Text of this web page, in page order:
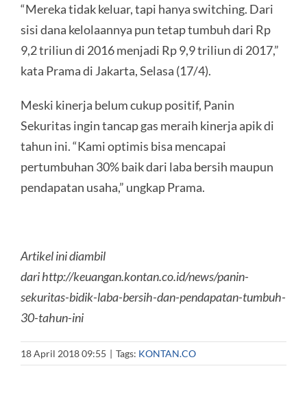
“Mereka tidak keluar, tapi hanya switching. Dari
sisi dana kelolaannya pun tetap tumbuh dari Rp
9,2 triliun di 2016 menjadi Rp 9,9 triliun di 2017,”
kata Prama di Jakarta, Selasa (17/4).
Meski kinerja belum cukup positif, Panin
Sekuritas ingin tancap gas meraih kinerja apik di
tahun ini. “Kami optimis bisa mencapai
pertumbuhan 30% baik dari laba bersih maupun
pendapatan usaha,” ungkap Prama.
Artikel ini diambil
dari http://keuangan.kontan.co.id/news/panin-
sekuritas-bidik-laba-bersih-dan-pendapatan-tumbuh-
30-tahun-ini
18 April 2018 09:55 | Tags: KONTAN.CO